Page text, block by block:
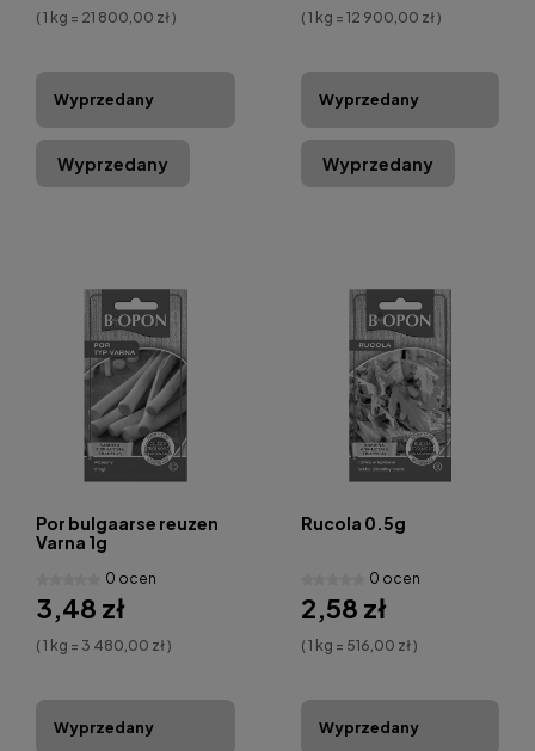
( 1 kg = 21 800,00 zł )
Wyprzedany
Wyprzedany
( 1 kg = 12 900,00 zł )
Wyprzedany
Wyprzedany
Por bulgaarse reuzen
Varna 1g
0 ocen
3,48 zł
( 1 kg = 3 480,00 zł )
Wyprzedany
Rucola 0.5g
0 ocen
2,58 zł
( 1 kg = 516,00 zł )
Wyprzedany